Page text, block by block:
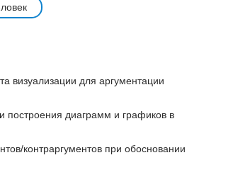
визуализации для аргументации
построения диаграмм и графиков в
контраргументов при обосновании